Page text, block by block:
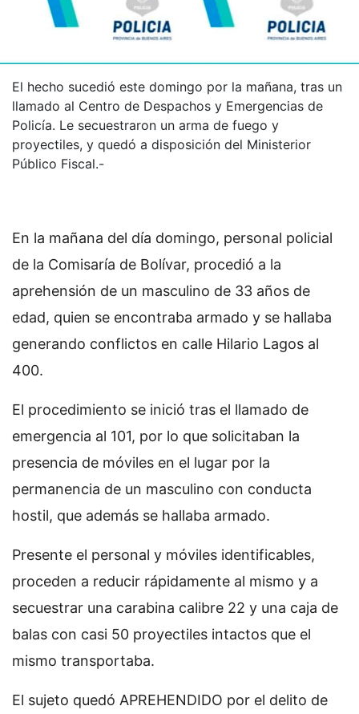
El hecho sucedió este domingo por la mañana, tras un
llamado al Centro de Despachos y Emergencias de
Policía. Le secuestraron un arma de fuego y
proyectiles, y quedó a disposición del Ministerior
Público Fiscal.-
En la mañana del día domingo, personal policial
de la Comisaría de Bolívar, procedió a la
aprehensión de un masculino de 33 años de
edad, quien se encontraba armado y se hallaba
generando conflictos en calle Hilario Lagos al
400.
El procedimiento se inició tras el llamado de
emergencia al 101, por lo que solicitaban la
presencia de móviles en el lugar por la
permanencia de un masculino con conducta
hostil, que además se hallaba armado.
Presente el personal y móviles identificables,
proceden a reducir rápidamente al mismo y a
secuestrar una carabina calibre 22 y una caja de
balas con casi 50 proyectiles intactos que el
mismo transportaba.
El sujeto quedó APREHENDIDO por el delito de